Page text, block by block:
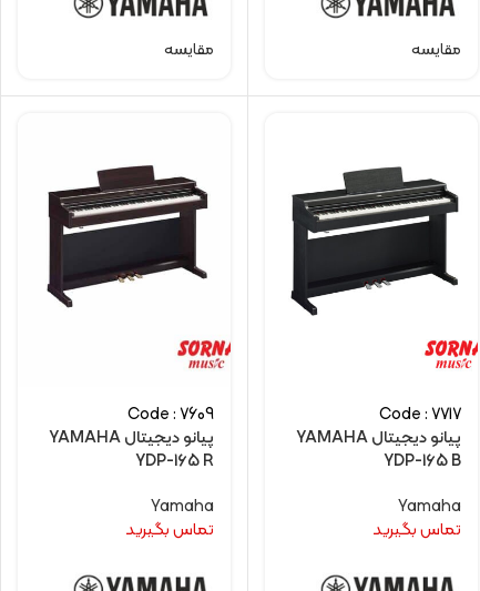
مقایسه مقایسه
Code : 7717
پیانو دیجیتال YAMAHA
YDP-165 B
Yamaha
تماس بگیرید
Code : 7609
پیانو دیجیتال YAMAHA
YDP-165 R
Yamaha
تماس بگیرید